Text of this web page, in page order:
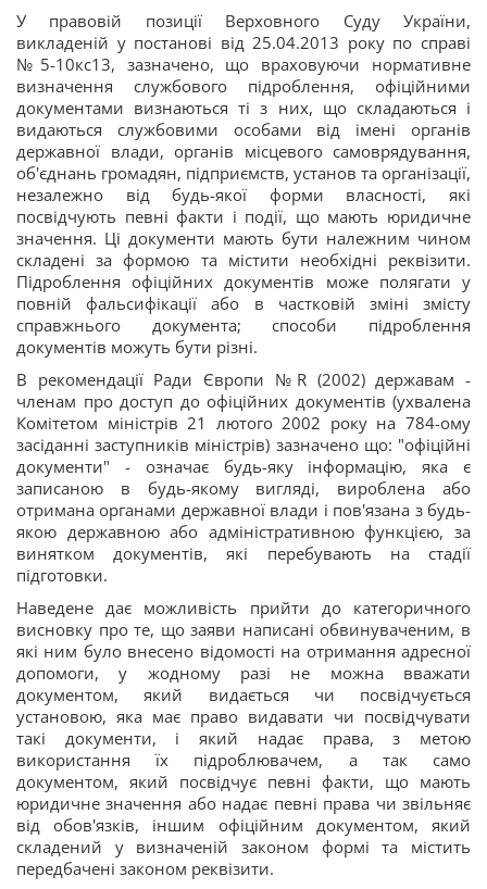
У правовій позиції Верховного Суду України,
викладеній у постанові від 25.04.2013 року по справі
№5-10кс13, зазначено, що враховуючи нормативне
визначення службового підроблення, офіційними
документами визнаються ті з них, що складаються і
видаються службовими особами від імені органів
державної влади, органів місцевого самоврядування,
об'єднань громадян, підприємств, установ та організації,
незалежно від будь-якої форми власності, які
посвідчують певні факти і події, що мають юридичне
значення. Ці документи мають бути належним чином
складені за формою та містити необхідні реквізити.
Підроблення офіційних документів може полягати у
повній фальсифікації або в частковій зміні змісту
справжнього документа; способи підроблення
документів можуть бути різні.
В рекомендації Ради Європи №R (2002) державам -
членам про доступ до офіційних документів (ухвалена
Комітетом міністрів 21 лютого 2002 року на 784-ому
засіданні заступників міністрів) зазначено що: "офіційні
документи" - означає будь-яку інформацію, яка є
записаною в будь-якому вигляді, вироблена або
отримана органами державної влади і пов'язана з будь-
якою державною або адміністративною функцією, за
винятком документів, які перебувають на стадії
підготовки.
Наведене дає можливість прийти до категоричного
висновку про те, що заяви написані обвинуваченим, в
які ним було внесено відомості на отримання адресної
допомоги, у жодному разі не можна вважати
документом, який видається чи посвідчується
установою, яка має право видавати чи посвідчувати
такі документи, і який надає права, з метою
використання їх підроблювачем, а так само
документом, який посвідчує певні факти, що мають
юридичне значення або надає певні права чи звільняє
від обов'язків, іншим офіційним документом, який
складений у визначеній законом формі та містить
передбачені законом реквізити.